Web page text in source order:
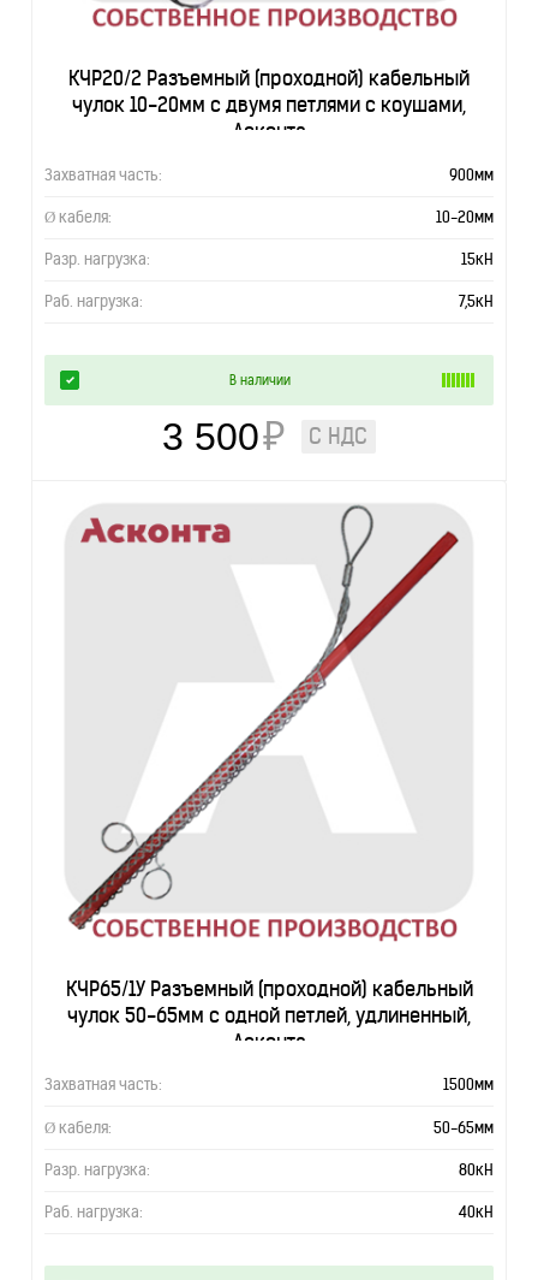
КЧР20/2 Разъемный (проходной) кабельный
чулок 10-20мм с двумя петлями с коушами,
Асконта
Захватная часть: 900мм
Ø кабеля: 10-20мм
Разр. нагрузка: 15кН
Раб. нагрузка: 7,5кН
В наличии
3 500₽ С НДС
КЧР65/1У Разъемный (проходной) кабельный
чулок 50-65мм с одной петлей, удлиненный,
Асконта
Захватная часть: 1500мм
Ø кабеля: 50-65мм
Разр. нагрузка: 80кН
Раб. нагрузка: 40кН